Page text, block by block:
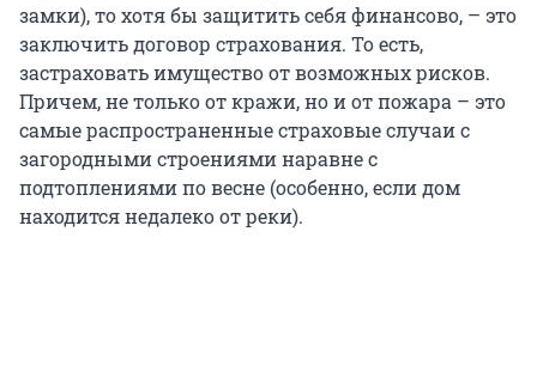
замки), то хотя бы защитить себя финансово, – это
заключить договор страхования. То есть,
застраховать имущество от возможных рисков.
Причем, не только от кражи, но и от пожара – это
самые распространенные страховые случаи с
загородными строениями наравне с
подтоплениями по весне (особенно, если дом
находится недалеко от реки).